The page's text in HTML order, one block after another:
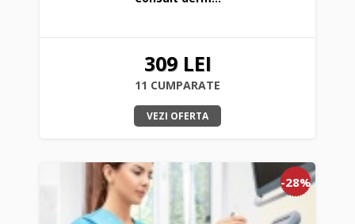
309 LEI
11 CUMPARATE
VEZI OFERTA
-28%